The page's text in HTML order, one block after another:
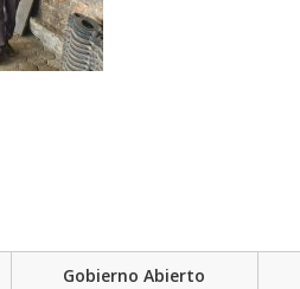
Gobierno Abierto